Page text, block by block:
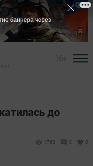
до
1763 0 0
баннера через